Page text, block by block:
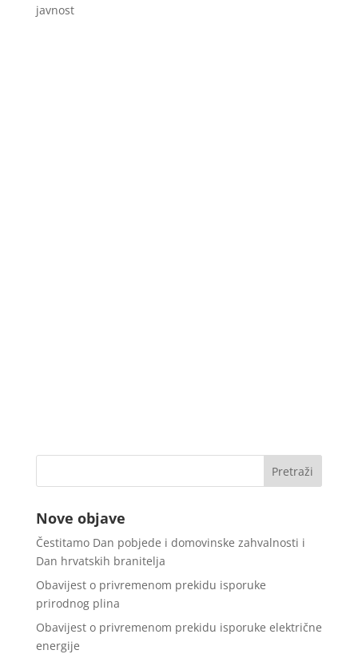
javnost
Nove objave
Čestitamo Dan pobjede i domovinske zahvalnosti i
Dan hrvatskih branitelja
Obavijest o privremenom prekidu isporuke
prirodnog plina
Obavijest o privremenom prekidu isporuke električne
energije